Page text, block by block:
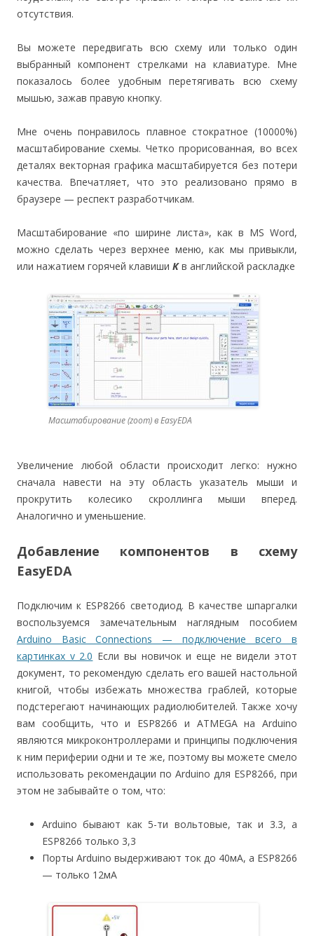
отсутствия.
Вы можете передвигать всю схему или только один
выбранный компонент стрелками на клавиатуре. Мне
показалось более удобным перетягивать всю схему
мышью, зажав правую кнопку.
Мне очень понравилось плавное стократное (10000%)
масштабирование схемы. Четко прорисованная, во всех
деталях векторная графика масштабируется без потери
качества. Впечатляет, что это реализовано прямо в
браузере — респект разработчикам.
Масштабирование «по ширине листа», как в MS Word,
можно сделать через верхнее меню, как мы привыкли,
или нажатием горячей клавиши Kв английской раскладке
Масштабирование (zoom) в EasyEDA
Увеличение любой области происходит легко: нужно
сначала навести на эту область указатель мыши и
прокрутить колесико скроллинга мыши вперед.
Аналогично и уменьшение.
Добавление компонентов в схему
EasyEDA
Подключим к ESP8266 светодиод. В качестве шпаргалки
воспользуемся замечательным наглядным пособием
Arduino Basic Connections — подключение всего в
картинках v 2.0 Если вы новичок и еще не видели этот
документ, то рекомендую сделать его вашей настольной
книгой, чтобы избежать множества граблей, которые
подстерегают начинающих радиолюбителей. Также хочу
вам сообщить, что и ESP8266 и ATMEGA на Arduino
являются микроконтроллерами и принципы подключения
к ним периферии одни и те же, поэтому вы можете смело
использовать рекомендации по Arduino для ESP8266, при
этом не забывайте о том, что:
Arduino бывают как 5-ти вольтовые, так и 3.3, а
ESP8266 только 3,3
Порты Arduino выдерживают ток до 40мА, а ESP8266
— только 12мА